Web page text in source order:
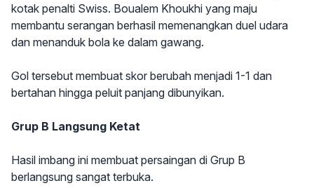
kotak penalti Swiss. Boualem Khoukhi yang maju
membantu serangan berhasil memenangkan duel udara
dan menanduk bola ke dalam gawang.
Gol tersebut membuat skor berubah menjadi 1-1 dan
bertahan hingga peluit panjang dibunyikan.
Grup B Langsung Ketat
Hasil imbang ini membuat persaingan di Grup B
berlangsung sangat terbuka.